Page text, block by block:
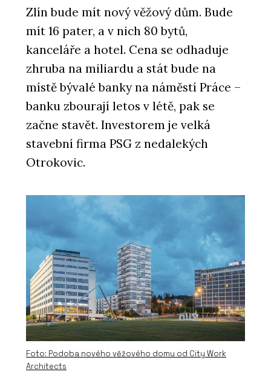
Zlín bude mít nový věžový dům. Bude
mít 16 pater, a v nich 80 bytů,
kanceláře a hotel. Cena se odhaduje
zhruba na miliardu a stát bude na
místě bývalé banky na náměstí Práce –
banku zbourají letos v létě, pak se
začne stavět. Investorem je velká
stavební firma PSG z nedalekých
Otrokovic.
Foto: Podoba nového věžového domu od City Work
Architects